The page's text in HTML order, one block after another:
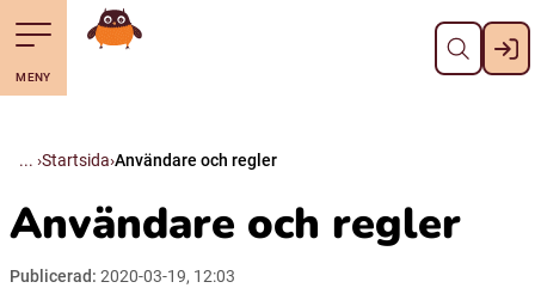
Till navigering av sidans innehåll
Hoppa till sidans huvudinnehåll Stäng
Suomi (Finska)
Meänkieli
MENY
Gå till startsidan
Startsida Användare och regler
Användare och regler
Publicerad: 2020-03-19, 12:03